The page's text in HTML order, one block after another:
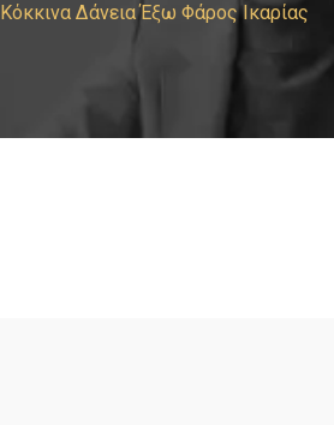
Κόκκινα Δάνεια Έξω Φάρος Ικαρίας